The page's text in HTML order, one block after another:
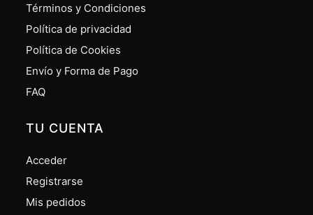
Términos y Condiciones
Política de privacidad
Política de Cookies
Envío y Forma de Pago
FAQ
TU CUENTA
Acceder
Registrarse
Mis pedidos